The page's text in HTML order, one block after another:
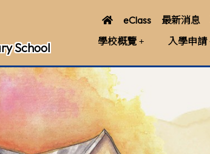
School
eClass 最新消息
學校概覽
入學申請